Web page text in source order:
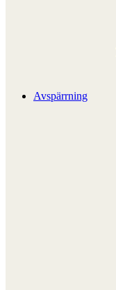
Avspärrning